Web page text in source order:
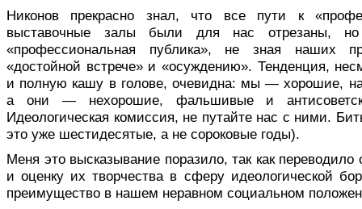
Никонов прекрасно знал, что все пути к
выставочные залы были для нас отрезаны,
«профессиональная публика», не зная наших
«достойной встрече» и «осуждению». Тенденция,
и полную кашу в голове, очевидна: мы — хорошие,
а они — нехорошие, фальшивые и
Идеологическая комиссия, не путайте нас с ними.
это уже шестидесятые, а не сороковые годы).
Меня это высказывание поразило, так как
и оценку их творчества в сферу идеологической
преимущество в нашем неравном социальном